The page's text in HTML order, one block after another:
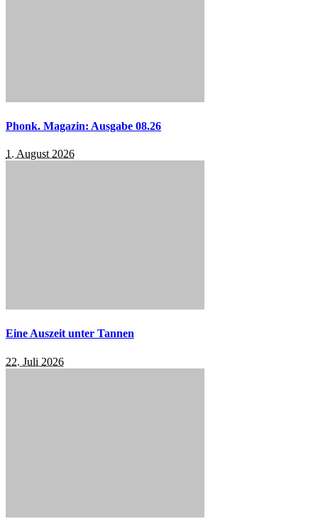
Phonk. Magazin: Ausgabe 08.26
1. August 2026
Eine Auszeit unter Tannen
22. Juli 2026